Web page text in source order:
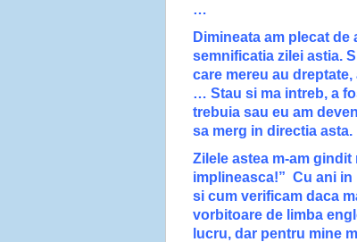
…
Dimineata am plecat
semnificatia zilei astia.
care mereu au
… Stau si ma intreb, a
trebuia sau eu am
sa merg in directia asta.
Zilele astea m-am
implineasca!” Cu ani
si cum verificam daca
vorbitoare de limba
lucru, dar pentru mine